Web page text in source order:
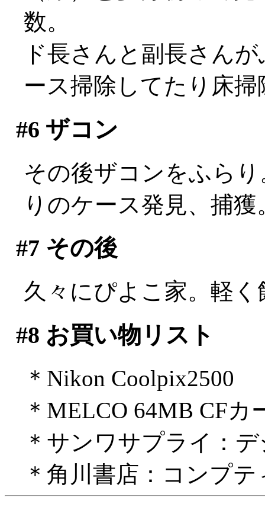
数。
ド長さんと副長さん
ース掃除してたり床
#6 ザコン
その後ザコンをふら
りのケース発見、捕獲
#7 その後
久々にぴよこ家。軽
#8 お買い物リスト
＊Nikon Coolpix2500
＊MELCO 64MB CFカ
＊サンワサプライ：
＊角川書店：コンプ